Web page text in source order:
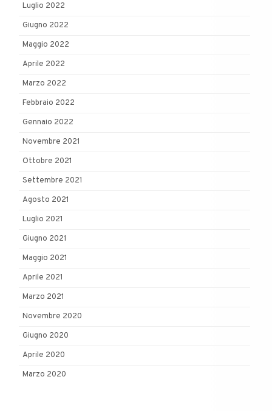
Luglio 2022
Giugno 2022
Maggio 2022
Aprile 2022
Marzo 2022
Febbraio 2022
Gennaio 2022
Novembre 2021
Ottobre 2021
Settembre 2021
Agosto 2021
Luglio 2021
Giugno 2021
Maggio 2021
Aprile 2021
Marzo 2021
Novembre 2020
Giugno 2020
Aprile 2020
Marzo 2020